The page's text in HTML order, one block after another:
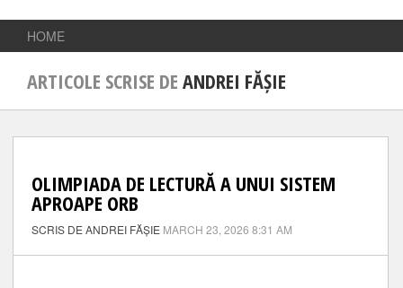
HOME
ARTICOLE SCRISE DE ANDREI FĂȘIE
OLIMPIADA DE LECTURĂ A UNUI SISTEM
APROAPE ORB
SCRIS DE ANDREI FĂȘIE MARCH 23, 2026 8:31 AM